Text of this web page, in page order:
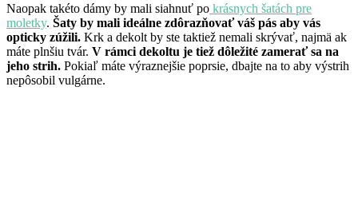
Naopak takéto dámy by mali siahnuť po krásnych šatách pre
moletky. Šaty by mali ideálne zdôrazňovať váš pás aby vás
opticky zúžili. Krk a dekolt by ste taktiež nemali skrývať, najmä ak
máte plnšiu tvár. V rámci dekoltu je tiež dôležité zamerať sa na
jeho strih. Pokiaľ máte výraznejšie poprsie, dbajte na to aby výstrih
nepôsobil vulgárne.